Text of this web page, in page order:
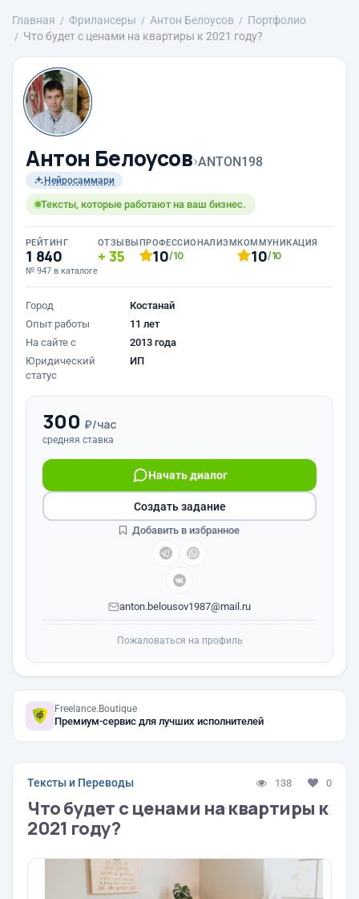
Главная Фрилансеры Антон Белоусов
Портфолио
Что будет с ценами на квартиры к 2021 году?
Антон Белоусов›ANTON198
Нейросаммари
Тексты, которые работают на ваш бизнес.
РЕЙТИНГ
1 840
№ 947 в каталоге
ОТЗЫВЫ
35
ПРОФЕССИОНАЛИЗМ
10/10
КОММУНИКАЦИЯ
10/10
Город
Костанай
Опыт работы
11 лет
На сайте с
2013 года
Юридический
статус
ИП
300 ₽/час
средняя ставка
Начать диалог
anton.belousov1987@mail.ru
Создать задание
Добавить в избранное
Пожаловаться на профиль
Freelance.Boutique
Премиум-сервис для лучших исполнителей
Тексты и Переводы 138 0
Что будет с ценами на квартиры к
2021 году?